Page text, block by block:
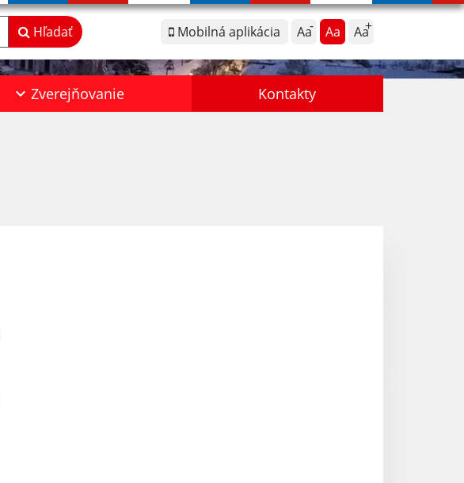
Mobilná aplikácia Aa Aa Aa
Hľadať
Zverejňovanie Kontakty